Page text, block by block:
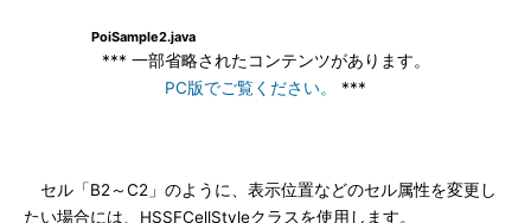
PoiSample2.java
*** 一部省略されたコンテンツがあります。
PC版でご覧ください。
***
セル「B2～C2」のように、表示位置などのセル属性を変更し
たい場合には、HSSFCellStyleクラスを使用します。